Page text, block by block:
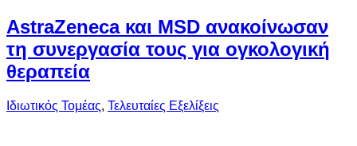
AstraZeneca και MSD ανακοίνωσαν
τη συνεργασία τους για ογκολογική
θεραπεία
Ιδιωτικός Τομέας, Τελευταίες Εξελίξεις